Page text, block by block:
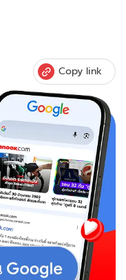
Copy link